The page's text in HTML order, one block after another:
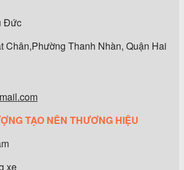
Chân,Phường Thanh Nhàn, Quận Hai
TẠO NÊN THƯƠNG HIỆU
xe